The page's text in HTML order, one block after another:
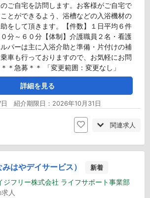
ご自宅を訪問します。お客様がご自宅で
とができるよう、浴槽などの入浴機材の
をして頂きます。【件数】１日平均６件
分～６０分【体制】介護職員２名・看護
パーは主に入浴介助と準備・片付けの補
車も行っておりますので、お気軽にお問
＊急募＊＊ 「変更範囲：変更なし」
詳細を見る
紹介期限日：2026年10月31日
関連求人
はやデイサービス） 新着
ジフリー株式会社 ライフサポート事業部
人